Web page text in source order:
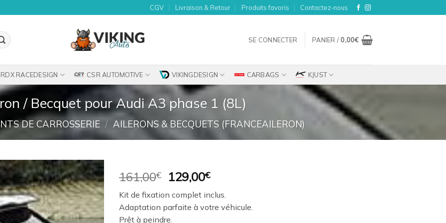
CGV Livraison & Retour Produits favoris Contactez-nous
SE CONNECTER PANIER / 0,00€
RDX RACEDESIGN CSR AUTOMOTIVE VIKINGDESIGN CARBAGS KJUST
/ Becquet pour Audi A3 phase 1 (8L)
DE CARROSSERIE / AILERONS & BECQUETS (FRANCEAILERON)
Ajouter
à la
wishlist
161,00€
Le
initial
était :
129,00€Le
prix
actuel
est :
Kit de fixation complet inclus.
Adaptation parfaite à votre véhicule.
Prêt à peindre.